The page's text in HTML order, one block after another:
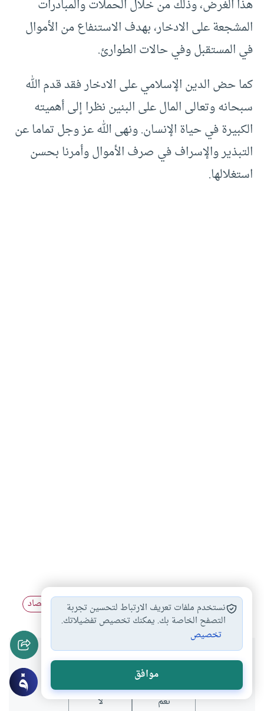
هذا الغرض، وذلك من خلال الحملات والمبادرات
المشجعة على الادخار، بهدف الاستنفاع من الأموال
في المستقبل وفي حالات الطوارئ.
كما حض الدين الإسلامي على الادخار فقد قدم الله
سبحانه وتعالى المال على البنين نظرا إلى أهميته
الكبيرة في حياة الإنسان. ونهى الله عز وجل تماما عن
التبذير والإسراف في صرف الأموال وأمرنا بحسن
استغلالها.
أهمية الادخار #الادخار #الأسرة والمجتمع علم الاقتصاد
هل انتفعت بهذا المحتوى؟
نعم لا
نستخدم ملفات تعريف الارتباط لتحسين تجربة
التصفح الخاصة بك. يمكنك تخصيص تفضيلاتك.
تخصيص
موافق